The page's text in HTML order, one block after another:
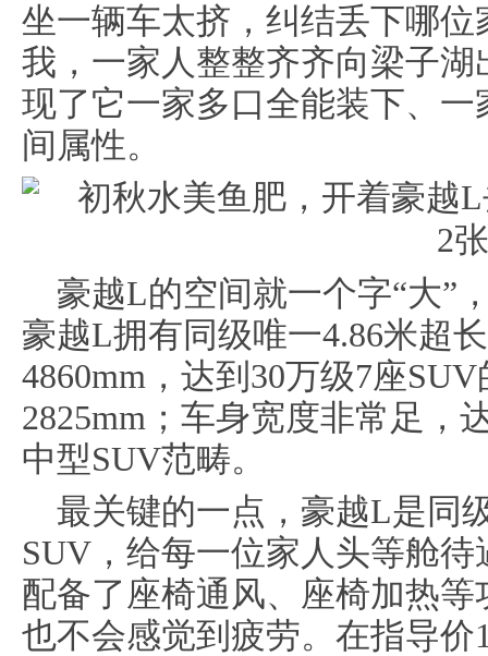
坐一辆车太挤，纠结丢下哪
我，一家人整整齐齐向梁子
现了它一家多口全能装下、
间属性。
豪越L的空间就一个字“大”
豪越L拥有同级唯一4.86米超
4860mm，达到30万级7座
2825mm；车身宽度非常足，
中型SUV范畴。
最关键的一点，豪越L是同
SUV，给每一位家人头等舱
配备了座椅通风、座椅加热
也不会感觉到疲劳。在指导价